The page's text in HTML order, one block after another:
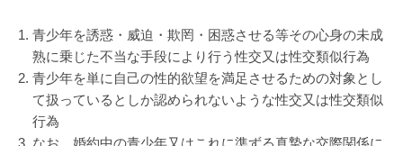
青少年を誘惑・威迫・欺罔・困惑させる等その心身の未成
熟に乗じた不当な手段により行う性交又は性交類似行為
青少年を単に自己の性的欲望を満足させるための対象とし
て扱っているとしか認められないような性交又は性交類似
行為
なお、婚約中の青少年又はこれに準ずる真摯な交際関係に